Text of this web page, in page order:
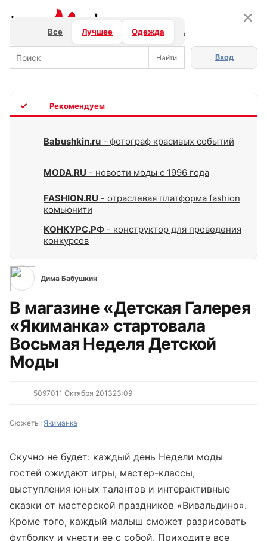
Все Лучшее Одежда Люди
Вход
Babushkin.ru - фотограф красивых событий
MODA.RU - новости моды с 1996 года
FASHION.RU - отраслевая платформа fashion
комьюнити
КОНКУРС.РФ - конструктор для проведения
конкурсов
Дима Бабушкин
В магазине «Детская Галерея
«Якиманка» стартовала
Восьмая Неделя Детской
Моды
5097011 Октября 201323:09
Сюжеты: Якиманка
Скучно не будет: каждый день Недели моды
гостей ожидают игры, мастер-классы,
выступления юных талантов и интерактивные
сказки от мастерской праздников «Вивальдино».
Кроме того, каждый малыш сможет разрисовать
футболку и унести ее с собой. Приходите все
×
×